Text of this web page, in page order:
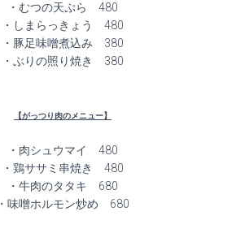
・むつの天ぷら 480
・しまらっきょう 480
・豚足味噌煮込み 380
・ぶりの照り焼き 380
【がっつり肉のメニュー】
・肉シュウマイ 480
・鶏ササミ串焼き 480
・牛肉のタタキ 680
・味噌ホルモン炒め 680